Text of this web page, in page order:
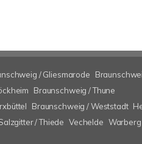
/ Gliesmarode
Braunschweig / Thune
Braunschweig / Weststadt
/ Thiede Vechelde Warberg